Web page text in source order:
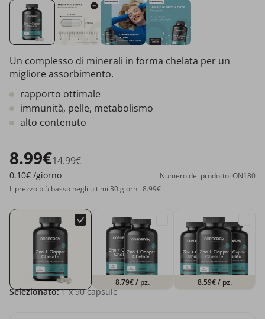
Un complesso di minerali in forma chelata per un
migliore assorbimento.
rapporto ottimale
immunità, pelle, metabolismo
alto contenuto
8.99€14.99€
0.10€ /giorno
Numero del prodotto: ON180
Il prezzo più basso negli ultimi 30 giorni: 8.99€
8.79€/ pz. 8.59€/ pz.
Selezionato: 1x 90 capsule